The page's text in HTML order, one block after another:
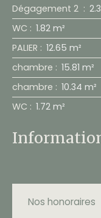
Dégagement 2 :
WC : 1.82 m²
PALIER : 12.65 m²
chambre : 15.81 m²
chambre : 10.34 m²
WC : 1.72 m²
Nos honoraires